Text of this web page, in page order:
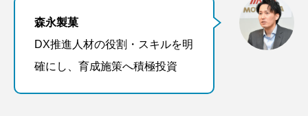
森永製菓
DX推進人材の役割・スキルを明
確にし、育成施策へ積極投資